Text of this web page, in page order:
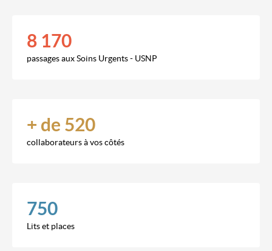
8 170
passages aux Soins Urgents - USNP
+ de 520
collaborateurs à vos côtés
750
Lits et places